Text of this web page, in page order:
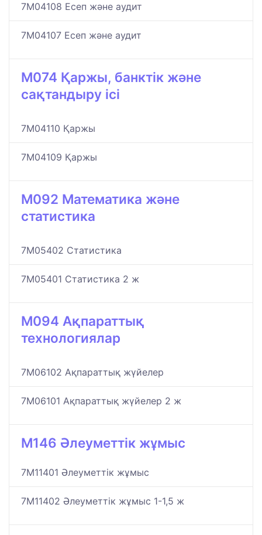
7M04108 Есеп және аудит
7M04107 Есеп және аудит
M074 Қаржы, банктік және
сақтандыру ісі
7M04110 Қаржы
7M04109 Қаржы
M092 Математика және
статистика
7M05402 Статистика
7M05401 Статистика 2 ж
M094 Ақпараттық
технологиялар
7M06102 Ақпараттық жүйелер
7M06101 Ақпараттық жүйелер 2 ж
M146 Әлеуметтік жұмыс
7M11401 Әлеуметтік жұмыс
7M11402 Әлеуметтік жұмыс 1-1,5 ж